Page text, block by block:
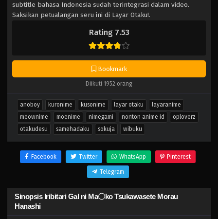
Rating 7.53
Bookmark
Diikuti 1952 orang
subtitle bahasa Indonesia sudah terintegrasi dalam video.
Saksikan petualangan seru ini di Layar Otaku!.
anoboy kuronime kusonime layar otaku
layaranime
meownime
moenime nimegami nonton anime id
oploverz
otakudesu
samehadaku sokuja wibuku
Facebook Twitter WhatsApp Pinterest
Telegram
Sinopsis Iribitari Gal ni Ma〇ko Tsukawasete Morau
Hanashi